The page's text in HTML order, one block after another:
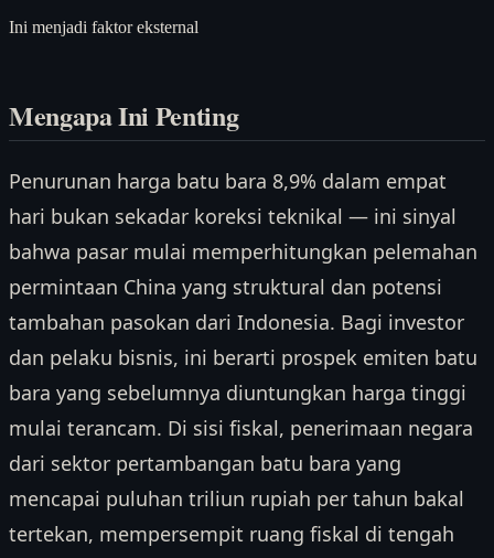
Ini menjadi faktor eksternal
Mengapa Ini Penting
Penurunan harga batu bara 8,9% dalam empat
hari bukan sekadar koreksi teknikal — ini sinyal
bahwa pasar mulai memperhitungkan pelemahan
permintaan China yang struktural dan potensi
tambahan pasokan dari Indonesia. Bagi investor
dan pelaku bisnis, ini berarti prospek emiten batu
bara yang sebelumnya diuntungkan harga tinggi
mulai terancam. Di sisi fiskal, penerimaan negara
dari sektor pertambangan batu bara yang
mencapai puluhan triliun rupiah per tahun bakal
tertekan, mempersempit ruang fiskal di tengah